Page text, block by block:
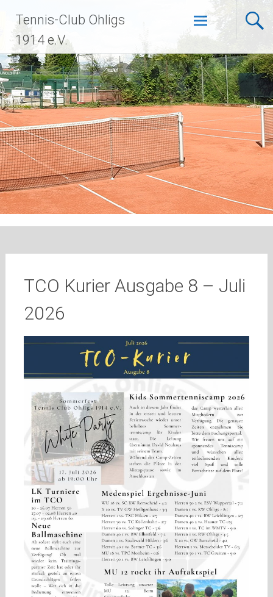
Inhalt
springen
Tennis-Club Ohligs
1914 e.V.
TCO Kurier Ausgabe 8 – Juli
2026